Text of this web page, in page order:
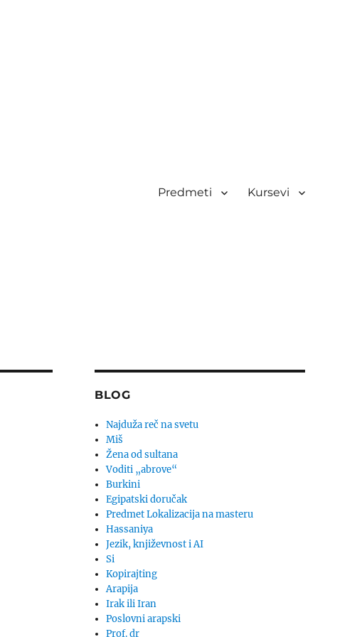
Predmeti Kursevi
BLOG
Najduža reč na svetu
Miš
Žena od sultana
Voditi „abrove“
Burkini
Egipatski doručak
Predmet Lokalizacija na masteru
Hassaniya
Jezik, književnost i AI
Si
Kopirajting
Arapija
Irak ili Iran
Poslovni arapski
Prof. dr